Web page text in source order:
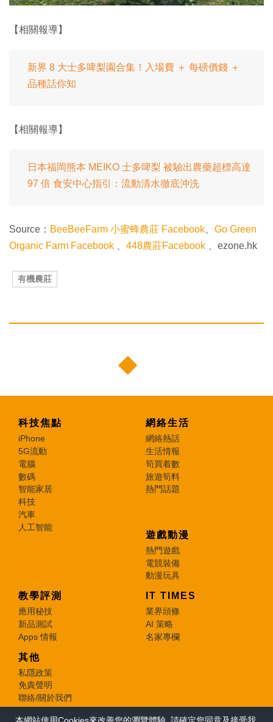
【相關報導】
新界 8 大士多啤梨園合集！入場費 ＋ 每磅價錢 ＋
品種話你知
【相關報導】
日本福岡熊本 MEIKO 士多啤梨 被驗出農藥超標高達
97 倍 食安中心指引：流動清水徹底沖洗
Source： BeeBeeFarm 小蜜蜂農莊 Facebook
Go Green
Organic Farm Facebook
448農莊Facebook 、ezone.hk
有機農莊
科技焦點
iPhone
5G流動
電腦
數碼
智能家居
科技
汽車
人工智能
網絡生活
網絡熱話
生活情報
筍買着數
旅遊筍料
熱門話題
遊戲動漫
熱門遊戲
電競裝備
動漫玩具
教學評測
應用秘技
新品測試
Apps 情報
IT TIMES
業界頭條
AI 策略
名家專欄
其他
私隱政策
免責聲明
聯絡/關於我們